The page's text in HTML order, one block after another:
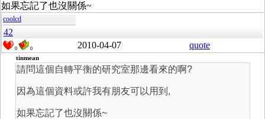
如果忘記了也沒關係~
coolcd
42
0 0 2010-04-07 quote
tinmean
請問這個自轉平衡的研究室那邊看來的啊?
因為這個資料或許我有朋友可以用到,
如果忘記了也沒關係~